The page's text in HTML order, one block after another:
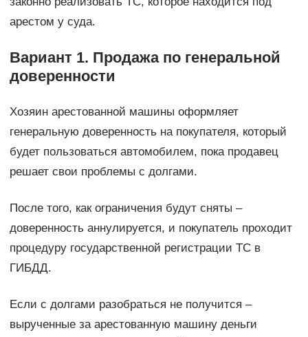
арестом у суда.
Вариант 1. Продажа по генеральной
доверенности
Хозяин арестованной машины оформляет
генеральную доверенность на покупателя, который
будет пользоваться автомобилем, пока продавец
решает свои проблемы с долгами.
После того, как ограничения будут сняты –
доверенность аннулируется, и покупатель проходит
процедуру государственной регистрации ТС в
ГИБДД.
Если с долгами разобраться не получится –
вырученные за арестованную машину деньги